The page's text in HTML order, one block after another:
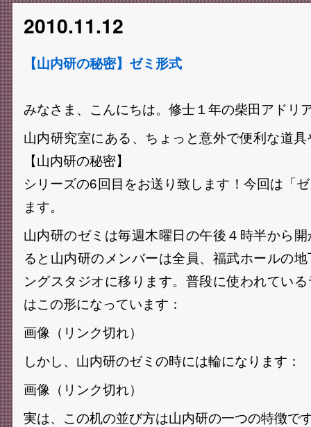
2010.11.12
【山内研の秘密】ゼミ形式
みなさま、こんにちは。 修士１年の柴田アドリ
山内研究室にある、ちょっと意外で便利な道
【山内研の秘密】
シリーズの6回目をお送り致します！ 今回は「
ます。
山内研のゼミは毎週木曜日の午後４時半から
ると山内研のメンバーは全員、福武ホールの
ングスタジオに移ります。普段に使われてい
はこの形になっています：
画像（リンク切れ）
しかし、山内研のゼミの時には輪になります：
画像（リンク切れ）
実は、この机の並び方は山内研の一つの特徴で